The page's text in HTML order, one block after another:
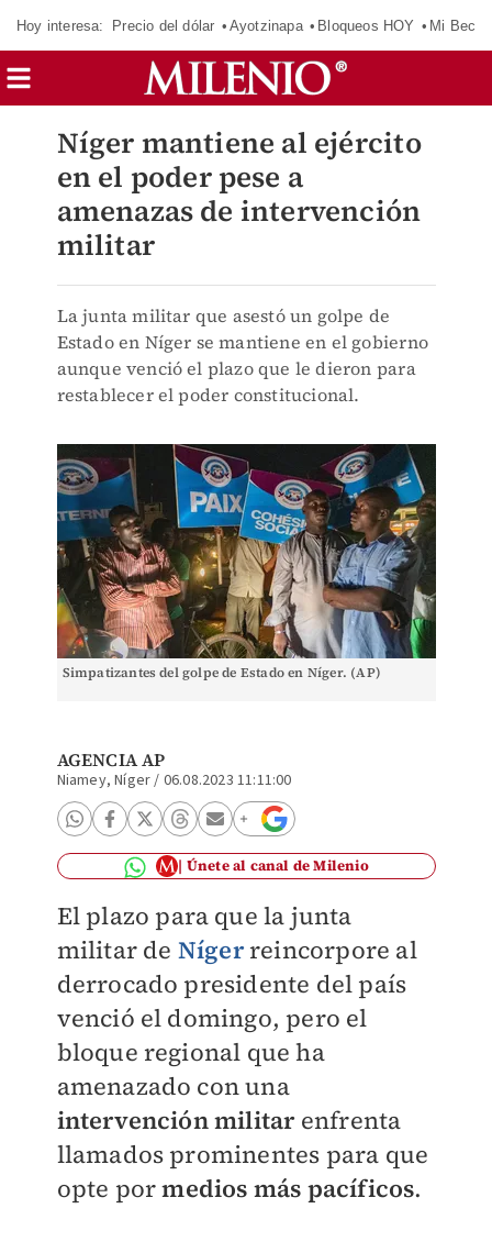
Hoy interesa: Precio del dólar Ayotzinapa Bloqueos HOY Mi Beca
Níger mantiene al ejército
en el poder pese a
amenazas de intervención
militar
La junta militar que asestó un golpe de
Estado en Níger se mantiene en el gobierno
aunque venció el plazo que le dieron para
restablecer el poder constitucional.
Simpatizantes del golpe de Estado en Níger. (AP)
AGENCIA AP
Niamey, Níger/ 06.08.2023 11:11:00
Únete al canal de Milenio
El plazo para que la junta
militar de Nígerreincorpore al
derrocado presidente del país
venció el domingo, pero el
bloque regional que ha
amenazado con una
intervención militar enfrenta
llamados prominentes para que
opte pormedios más pacíficos.